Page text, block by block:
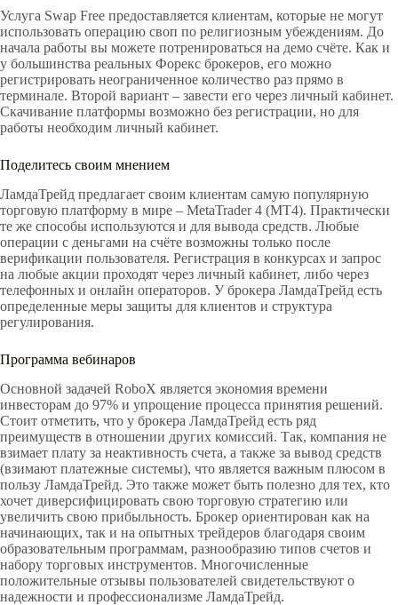
Услуга Swap Free предоставляется клиентам, которые не могут
использовать операцию своп по религиозным убеждениям. До
начала работы вы можете потренироваться на демо счёте. Как и
у большинства реальных Форекс брокеров, его можно
регистрировать неограниченное количество раз прямо в
терминале. Второй вариант – завести его через личный кабинет.
Скачивание платформы возможно без регистрации, но для
работы необходим личный кабинет.
Поделитесь своим мнением
ЛамдаТрейд предлагает своим клиентам самую популярную
торговую платформу в мире – MetaTrader 4 (MT4). Практически
те же способы используются и для вывода средств. Любые
операции с деньгами на счёте возможны только после
верификации пользователя. Регистрация в конкурсах и запрос
на любые акции проходят через личный кабинет, либо через
телефонных и онлайн операторов. У брокера ЛамдаТрейд есть
определенные меры защиты для клиентов и структура
регулирования.
Программа вебинаров
Основной задачей RoboX является экономия времени
инвесторам до 97% и упрощение процесса принятия решений.
Стоит отметить, что у брокера ЛамдаТрейд есть ряд
преимуществ в отношении других комиссий. Так, компания не
взимает плату за неактивность счета, а также за вывод средств
(взимают платежные системы), что является важным плюсом в
пользу ЛамдаТрейд. Это также может быть полезно для тех, кто
хочет диверсифицировать свою торговую стратегию или
увеличить свою прибыльность. Брокер ориентирован как на
начинающих, так и на опытных трейдеров благодаря своим
образовательным программам, разнообразию типов счетов и
набору торговых инструментов. Многочисленные
положительные отзывы пользователей свидетельствуют о
надежности и профессионализме ЛамдаТрейд.